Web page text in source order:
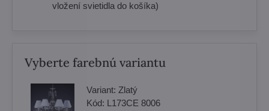
vložení svietidla do košíka)
Vyberte farebnú variantu
Variant: Zlatý
Kód: L173CE 8006